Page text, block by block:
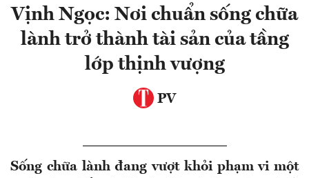
Vịnh Ngọc: Nơi chuẩn sống chữa
lành trở thành tài sản của tầng
lớp thịnh vượng
PV
Sống chữa lành đang vượt khỏi phạm vi một